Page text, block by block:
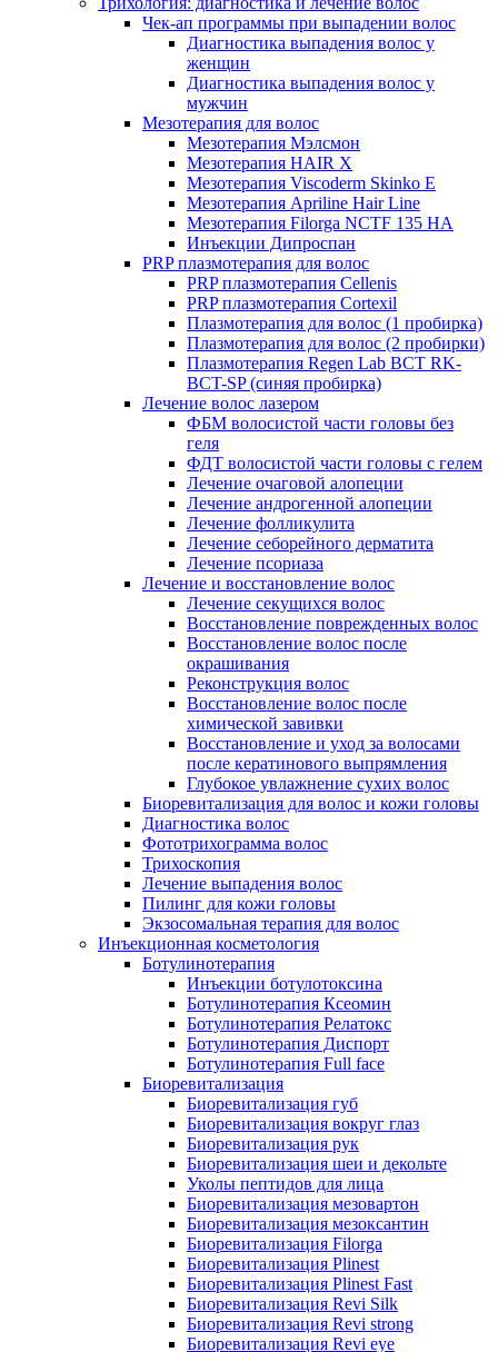
Чек-ап программы при выпадении волос
Диагностика выпадения волос у
женщин
Диагностика выпадения волос у
мужчин
Мезотерапия для волос
Мезотерапия Мэлсмон
Мезотерапия HAIR X
Мезотерапия Viscoderm Skinko E
Мезотерапия Apriline Hair Line
Мезотерапия Filorga NCTF 135 HA
Инъекции Дипроспан
PRP плазмотерапия для волос
PRP плазмотерапия Cellenis
PRP плазмотерапия Cortexil
Плазмотерапия для волос (1 пробирка)
Плазмотерапия для волос (2 пробирки)
Плазмотерапия Regen Lab BCT RK-
BCT-SP (синяя пробирка)
Лечение волос лазером
ФБМ волосистой части головы без
геля
ФДТ волосистой части головы с гелем
Лечение очаговой алопеции
Лечение андрогенной алопеции
Лечение фолликулита
Лечение себорейного дерматита
Лечение псориаза
Лечение и восстановление волос
Лечение секущихся волос
Восстановление поврежденных волос
Восстановление волос после
окрашивания
Реконструкция волос
Восстановление волос после
химической завивки
Восстановление и уход за волосами
после кератинового выпрямления
Глубокое увлажнение сухих волос
Биоревитализация для волос и кожи головы
Диагностика волос
Фототрихограмма волос
Трихоскопия
Лечение выпадения волос
Пилинг для кожи головы
Экзосомальная терапия для волос
Инъекционная косметология
Ботулинотерапия
Инъекции ботулотоксина
Ботулинотерапия Ксеомин
Ботулинотерапия Релатокс
Ботулинотерапия Диспорт
Ботулинотерапия Full face
Биоревитализация
Биоревитализация губ
Биоревитализация вокруг глаз
Биоревитализация рук
Биоревитализация шеи и декольте
Уколы пептидов для лица
Биоревитализация мезовартон
Биоревитализация мезоксантин
Биоревитализация Filorga
Биоревитализация Plinest
Биоревитализация Plinest Fast
Биоревитализация Revi Silk
Биоревитализация Revi strong
Биоревитализация Revi eye